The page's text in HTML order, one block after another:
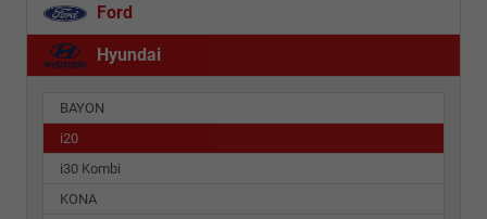
Ford
Hyundai
BAYON
i20
i30 Kombi
KONA